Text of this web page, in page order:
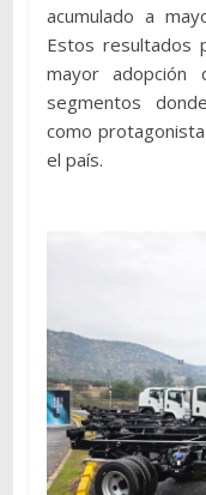
acumulado a
Estos resultados
mayor
segmentos
como
el país.